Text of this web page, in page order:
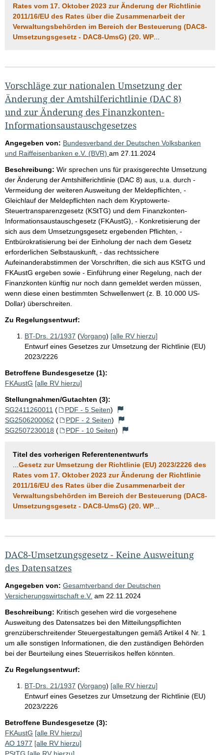
Rates vom 17. Oktober 2023 zur Änderung der Richtlinie
2011/16/EU des Rates über die Zusammenarbeit der
Verwaltungsbehörden im Bereich der Besteuerung (DAC8-
Umsetzungsgesetz - DAC8-UmsG) (20. WP
Vorschläge zur nationalen Umsetzung der
Änderung der Amtshilferichtlinie (DAC 8)
und zur Änderung des Finanzkonten-
Informationsaustauschgesetzes
Angegeben von: Bundesverband der Deutschen Volksbanken
und Raiffeisenbanken e.V. (BVR) am 27.11.2024
Beschreibung: Wir sprechen uns für praxisgerechte Umsetzung
der Änderung der Amtshilferichtlinie (DAC 8) aus, u.a. durch -
Vermeidung der weiteren Ausweitung der Meldepflichten, -
Gleichlauf der Meldepflichten nach dem Kryptowerte-
Steuertransparenzgesetz (KStTG) und dem Finanzkonten-
Informationsaustauschgesetz (FKAustG), - Konkretisierung der
sich aus dem Umsetzungsgesetz ergebenden Pflichten, -
Entbürokratisierung bei der Einholung der nach dem Gesetz
erforderlichen Selbstauskunft, - das rechtssichere
Aufeinanderabstimmen der Vorschriften, die sich aus KStTG und
FKAustG ergeben sowie - Einführung einer Regelung, nach der
Finanzkonten künftig nur noch dann gemeldet werden müssen,
wenn diese einen bestimmten Schwellenwert (z. B. 10.000 US-
Dollar) überschreiten.
Zu Regelungsentwurf:
BT-Drs. 21/1937 (Vorgang) [alle RV hierzu]
Entwurf eines Gesetzes zur Umsetzung der Richtlinie (EU)
2023/2226
Betroffene Bundesgesetze (1):
FKAustG [alle RV hierzu]
Stellungnahmen/Gutachten (3):
SG2411260011 ( PDF - 5 Seiten)
SG2506200062 ( PDF - 2 Seiten)
SG2507230018 ( PDF - 10 Seiten)
Titel des vorherigen Referentenentwurfs
Gesetz zur Umsetzung der Richtlinie (EU) 2023/2226 des
Rates vom 17. Oktober 2023 zur Änderung der Richtlinie
2011/16/EU des Rates über die Zusammenarbeit der
Verwaltungsbehörden im Bereich der Besteuerung (DAC8-
Umsetzungsgesetz - DAC8-UmsG) (20. WP
DAC8-Umsetzungsgesetz - Keine Ausweitung
des Datensatzes
Angegeben von: Gesamtverband der Deutschen
Versicherungswirtschaft e.V. am 22.11.2024
Beschreibung: Kritisch gesehen wird die vorgesehene
Ausweitung des Datensatzes bei den Mitteilungspflichten
grenzüberschreitender Steuergestaltungen gemäß Artikel 4 Nr. 1
um alle sonstigen Informationen, die den zuständigen Behörden
bei der Beurteilung eines Steuerrisikos helfen könnten.
Zu Regelungsentwurf:
BT-Drs. 21/1937 (Vorgang) [alle RV hierzu]
Entwurf eines Gesetzes zur Umsetzung der Richtlinie (EU)
2023/2226
Betroffene Bundesgesetze (3):
FKAustG [alle RV hierzu]
AO 1977 [alle RV hierzu]
PStTG [alle RV hierzu]